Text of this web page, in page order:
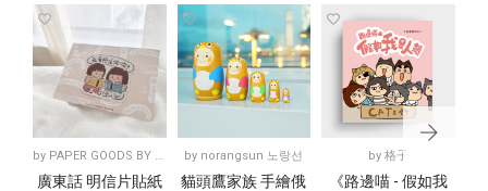
by PAPER GOODS BY DORIE
廣東話 明信片貼紙
by norangsun 노랑선
貓頭鷹家族 手繪俄
by格子
《路邊喵 - 假如我